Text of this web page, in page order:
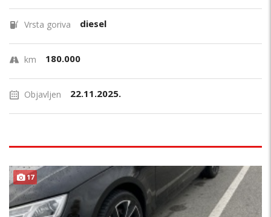
Vrsta goriva diesel
km 180.000
Objavljen 22.11.2025.
17